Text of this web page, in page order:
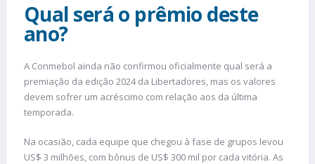
Qual será o prêmio deste
ano?
A Conmebol ainda não confirmou oficialmente qual será a
premiação da edição 2024 da Libertadores, mas os valores
devem sofrer um acréscimo com relação aos da última
temporada.
Na ocasião, cada equipe que chegou à fase de grupos levou
US$ 3 milhões, com bônus de US$ 300 mil por cada vitória. As